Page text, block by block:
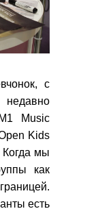
с
Music
Kids
мы
как
есть